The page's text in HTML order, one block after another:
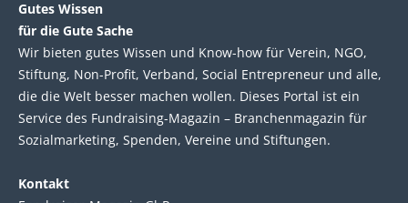
Gutes Wissen
für die Gute Sache
Wir bie­ten gutes Wis­sen und Know-how für Ver­ein, NGO,
Stif­tung, Non-Profit, Ver­band, Social Entre­pre­neur und alle,
die die Welt bes­ser machen wol­len. Die­ses Por­tal ist ein
Service des Fund­raising-Magazin – Bran­chen­magazin für
Sozial­marke­ting, Spen­den, Ver­eine und Stif­tun­gen.
Kontakt